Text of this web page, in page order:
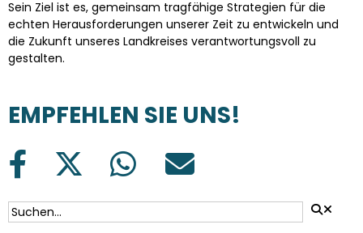
Sein Ziel ist es, gemeinsam tragfähige Strategien für die
echten Herausforderungen unserer Zeit zu entwickeln und
die Zukunft unseres Landkreises verantwortungsvoll zu
gestalten.
EMPFEHLEN SIE UNS!
SUCHFORMULAR
Suche